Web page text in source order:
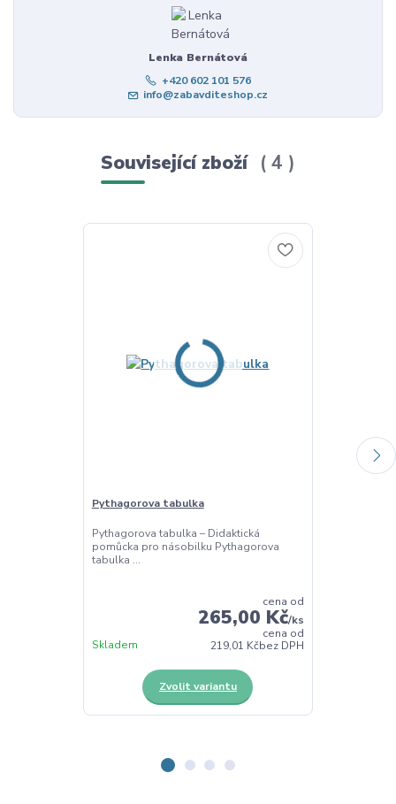
Lenka Bernátová
+420 602 101 576
info@zabavditeshop.cz
Související zboží 4
Pythagorova tabulka
Pythagorova tabulka – Didaktická
pomůcka pro násobilku Pythagorova
tabulka ...
cena od
265,00 Kč/ks
cena od
219,01 Kčbez DPH
Skladem
Zvolit variantu